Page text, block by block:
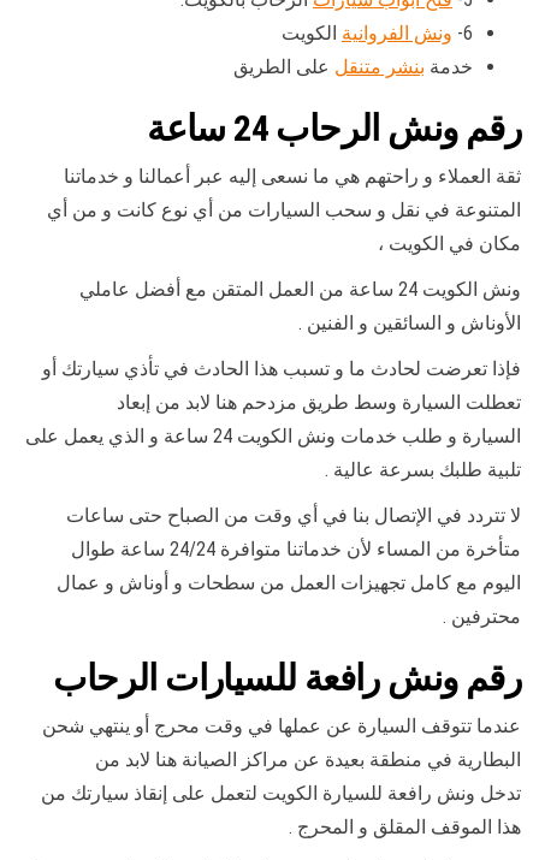
6- ونش الفروانية الكويت
خدمة بنشر متنقل على الطريق
رقمونش الرحاب 24 ساعة
ثقة العملاء و راحتهم هي ما نسعى إليه عبر أعمالنا و خدماتنا
المتنوعة في نقل و سحب السيارات من أي نوع كانت و من أي
مكان في الكويت ،
ونش الكويت 24 ساعة من العمل المتقن مع أفضل عاملي
الأوناش و السائقين و الفنين .
فإذا تعرضت لحادث ما و تسبب هذا الحادث في تأذي سيارتك أو
تعطلت السيارة وسط طريق مزدحم هنا لابد من إبعاد
السيارة و طلب خدمات ونش الكويت 24 ساعة و الذي يعمل على
تلبية طلبك بسرعة عالية .
لا تتردد في الإتصال بنا في أي وقت من الصباح حتى ساعات
متأخرة من المساء لأن خدماتنا متوافرة 24/24 ساعة طوال
اليوم مع كامل تجهيزات العمل من سطحات و أوناش و عمال
محترفين .
رقمونش رافعة للسيارات الرحاب
عندما تتوقف السيارة عن عملها في وقت محرج أو ينتهي شحن
البطارية في منطقة بعيدة عن مراكز الصيانة هنا لابد من
تدخل ونش رافعة للسيارة الكويت لتعمل على إنقاذ سيارتك من
هذا الموقف المقلق و المحرج .